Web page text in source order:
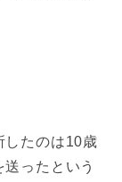
したのは10歳
ったという